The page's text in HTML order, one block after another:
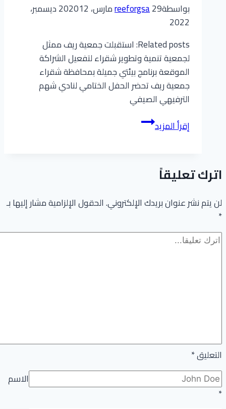
بواسطة reeforgsa29 مارس، 2020
12 ديسمبر،
2022
Related posts: استقبلت جمعية ريف ممثل
لجمعية تنمية وتطوير شقراء لتفعيل الشراكة
الموقعة برنامج بيئتي جميلة بمحافظة شقراء
جمعية ريف تحضر الحفل الختامي لنادي شهم
الترفيهي الصيفي
إقرأ المزيد#كلنا_مسؤول
اترك تعليقاً
لن يتم نشر عنوان بريدك الإلكتروني.الحقول الإلزامية مشار إليها بـ
*
التعليق*
الاسم
*